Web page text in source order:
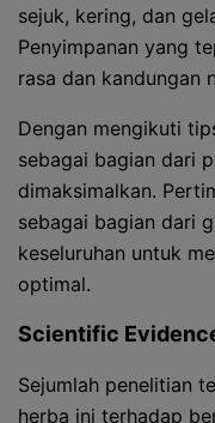
sejuk, kering, dan
Penyimpanan yang
rasa dan kandungan
Dengan mengikuti
sebagai bagian dari
dimaksimalkan.
sebagai bagian dari
keseluruhan untuk
optimal.
Scientific
Sejumlah penelitian
herba ini terhadap